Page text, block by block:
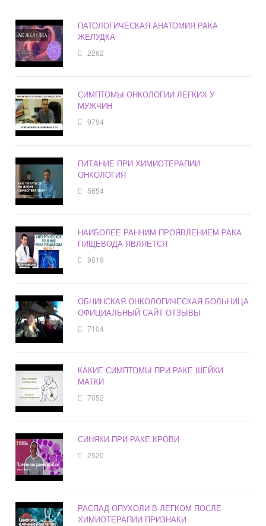
ПАТОЛОГИЧЕСКАЯ АНАТОМИЯ РАКА
ЖЕЛУДКА
2262
СИМПТОМЫ ОНКОЛОГИИ ЛЕГКИХ У
МУЖЧИН
9794
ПИТАНИЕ ПРИ ХИМИОТЕРАПИИ
ОНКОЛОГИЯ
5654
НАИБОЛЕЕ РАННИМ ПРОЯВЛЕНИЕМ РАКА
ПИЩЕВОДА ЯВЛЯЕТСЯ
9819
ОБНИНСКАЯ ОНКОЛОГИЧЕСКАЯ БОЛЬНИЦА
ОФИЦИАЛЬНЫЙ САЙТ ОТЗЫВЫ
7104
КАКИЕ СИМПТОМЫ ПРИ РАКЕ ШЕЙКИ
МАТКИ
7052
СИНЯКИ ПРИ РАКЕ КРОВИ
2520
РАСПАД ОПУХОЛИ В ЛЕГКОМ ПОСЛЕ
ХИМИОТЕРАПИИ ПРИЗНАКИ